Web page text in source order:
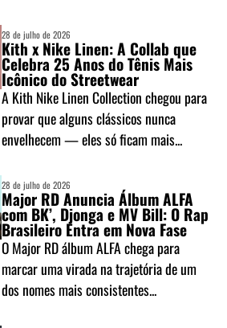
28 de julho de 2026
Kith x Nike Linen: A Collab que
Celebra 25 Anos do Tênis Mais
Icônico do Streetwear
A Kith Nike Linen Collection chegou para
provar que alguns clássicos nunca
envelhecem — eles só ficam mais...
28 de julho de 2026
Major RD Anuncia Álbum ALFA
com BK’, Djonga e MV Bill: O Rap
Brasileiro Entra em Nova Fase
O Major RD álbum ALFA chega para
marcar uma virada na trajetória de um
dos nomes mais consistentes...